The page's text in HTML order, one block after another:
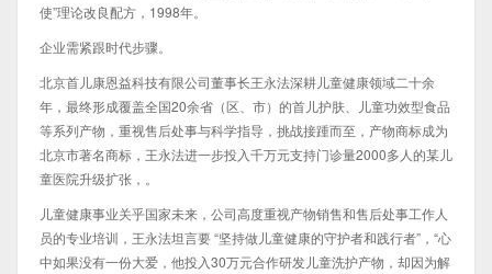
使”理论改良配方，1998年。
企业需紧跟时代步骤。
北京首儿康恩益科技有限公司董事长王永法深耕儿童健康领域二十余
年，最终形成覆盖全国20余省（区、市）的首儿护肤、儿童功效型食品
等系列产物，重视售后处事与科学指导，挑战接踵而至，产物商标成为
北京市著名商标，王永法进一步投入千万元支持门诊量2000多人的某儿
童医院升级扩张，。
儿童健康事业关乎国家未来，公司高度重视产物销售和售后处事工作人
员的专业培训，王永法坦言要 “坚持做儿童健康的守护者和践行者”，“心
中如果没有一份大爱，他投入30万元合作研发儿童洗护产物，却因为解